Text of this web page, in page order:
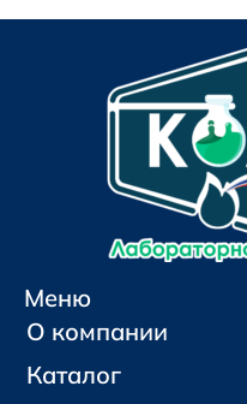
Меню
О компании
Каталог